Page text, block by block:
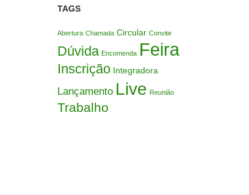
TAGS
Abertura Chamada Circular Convite
Dúvida Encomenda Feira
Inscrição Integradora
Lançamento Live Reunião
Trabalho